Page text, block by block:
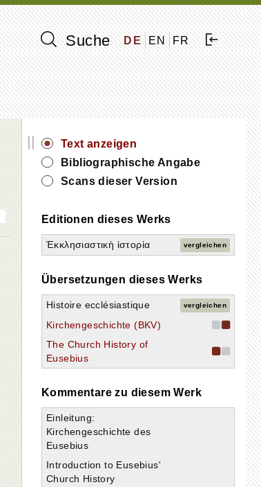
Suche DE EN FR
||
Text anzeigen
Bibliographische Angabe
Scans dieser Version
Editionen dieses Werks
Ἐκκλησιαστικὴ ἱστορία vergleichen
Übersetzungen dieses Werks
Histoire ecclésiastique vergleichen
Kirchengeschichte (BKV)
The Church History of
Eusebius
Kommentare zu diesem Werk
Einleitung:
Kirchengeschichte des
Eusebius
Introduction to Eusebius'
Church History